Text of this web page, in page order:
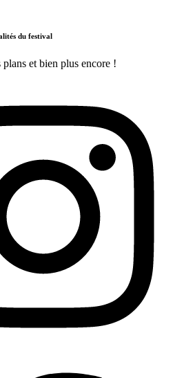
du festival
et bien plus encore !